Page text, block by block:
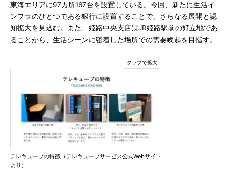
東海エリアに97カ所167台を設置している。今回、新たに生活イ
ンフラのひとつである銀行に設置することで、さらなる展開と認
知拡大を見込む。また、姫路中央支店はJR姫路駅前の好立地であ
ることから、生活シーンに密着した場所での需要喚起を目指す。
テレキューブの特徴（テレキューブサービス公式Webサイト
より）